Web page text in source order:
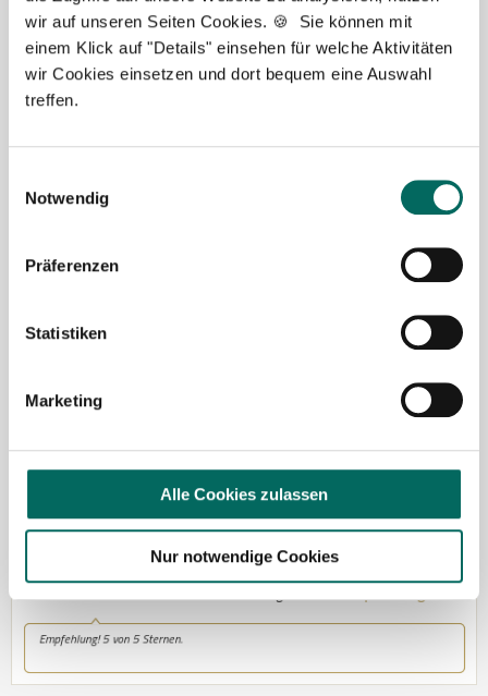
wir auf unseren Seiten Cookies. 🍪 Sie können mit
einem Klick auf "Details" einsehen für welche Aktivitäten
wir Cookies einsetzen und dort bequem eine Auswahl
treffen.
Notwendig
Präferenzen
Statistiken
Marketing
Alle Cookies zulassen
Nur notwendige Cookies
Ansprechpartner
Ich unterstütze Sie gerne bei der Suche nach einer
Stelle als Apotheker (m|w|d), PTA oder PKA. Bei
melden Sie sich gern.
Jetzt zur kostenlosen Stellenanfrage
Fax: +49 (0) 521 / 911 730 31